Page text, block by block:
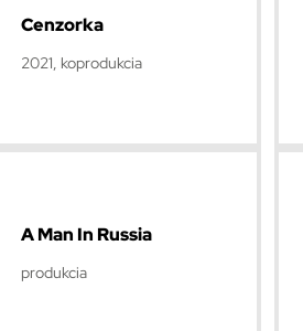
Cenzorka
2021, koprodukcia
A Man In Russia
produkcia